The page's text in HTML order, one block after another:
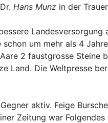
Hans Munz in der
schon um mehr als 4
2 faustgrosse Steine
Land. Die Weltpresse
aktiv. Feige
Zeitung war